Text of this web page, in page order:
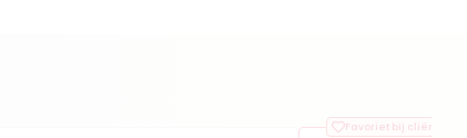
Favoriet bij cliënten